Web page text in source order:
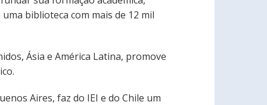
biblioteca com mais de 12 mil
Ásia e América Latina, promove
Aires, faz do IEI e do Chile um